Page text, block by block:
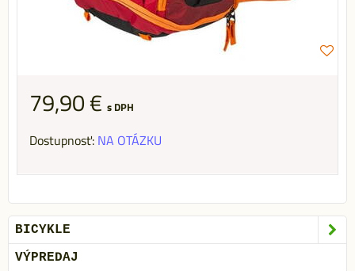
79,90 € s DPH
Dostupnosť: NA OTÁZKU
BICYKLE
VÝPREDAJ